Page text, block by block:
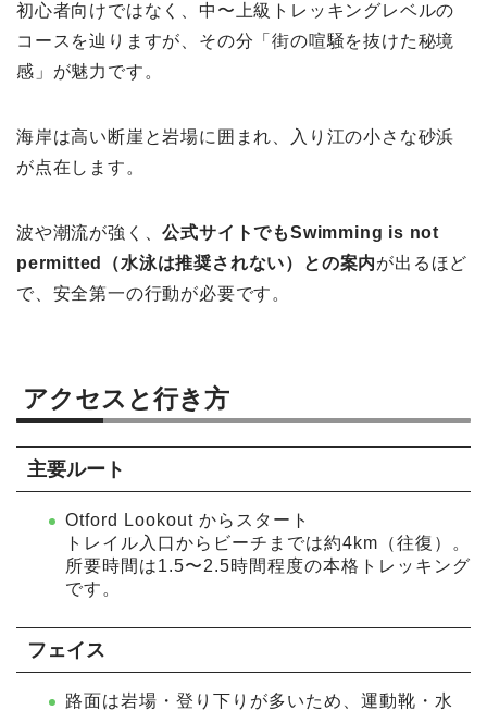
初心者向けではなく、中〜上級トレッキングレベルの
コースを辿りますが、その分「街の喧騒を抜けた秘境
感」が魅力です。
海岸は高い断崖と岩場に囲まれ、入り江の小さな砂浜
が点在します。
波や潮流が強く、公式サイトでもSwimming is not
permitted（水泳は推奨されない）との案内が出るほど
で、安全第一の行動が必要です。
アクセスと行き方
主要ルート
Otford Lookout からスタート
トレイル入口からビーチまでは約4km（往復）。
所要時間は1.5〜2.5時間程度の本格トレッキング
です。
フェイス
路面は岩場・登り下りが多いため、運動靴・水